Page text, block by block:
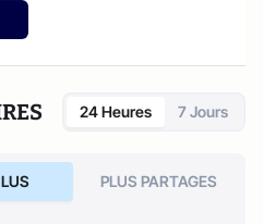
place des formations sur les
enseignants à partir de
du ministre délégué à
professionnel. Il a publié de
du système éducatif, la
la citoyenneté et la laïcité.
24 Heures 7 Jours
PLUS PARTAGES